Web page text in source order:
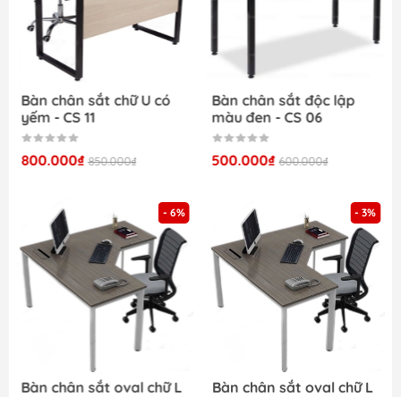
Mẫu bàn làm việc văn phòng gỗ công nghiệp - LV
31 nhiều lựa chọn kích thước
Mẫu bàn làm việc văn phòng gỗ công nghiệp - LV
Mẫu bàn làm việc văn phòng gỗ công nghiệp - LV
Mẫu bàn làm việc văn phòng gỗ công nghiệp - LV
Bàn chân sắt chữ U có
yếm - CS 11
800.000₫ 850.000₫
Bàn chân sắt độc lập
màu đen - CS 06
500.000₫ 600.000₫
- 6%
Bàn chân sắt oval chữ L
- 3%
Bàn chân sắt oval chữ L